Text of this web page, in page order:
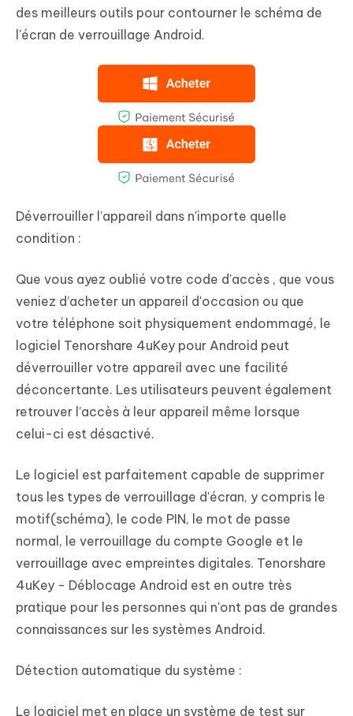
des meilleurs outils pour contourner le schéma de
l'écran de verrouillage Android.
Déverrouiller l’appareil dans n'importe quelle
condition :
Que vous ayez oublié votre code d'accès , que vous
veniez d’acheter un appareil d'occasion ou que
votre téléphone soit physiquement endommagé, le
logiciel Tenorshare 4uKey pour Android peut
déverrouiller votre appareil avec une facilité
déconcertante. Les utilisateurs peuvent également
retrouver l’accès à leur appareil même lorsque
celui-ci est désactivé.
Le logiciel est parfaitement capable de supprimer
tous les types de verrouillage d'écran, y compris le
motif(schéma), le code PIN, le mot de passe
normal, le verrouillage du compte Google et le
verrouillage avec empreintes digitales. Tenorshare
4uKey - Déblocage Android est en outre très
pratique pour les personnes qui n'ont pas de grandes
connaissances sur les systèmes Android.
Détection automatique du système :
Le logiciel met en place un système de test sur